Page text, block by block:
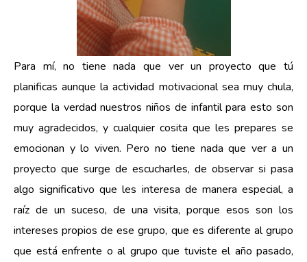
Para mí, no tiene nada que ver un proyecto que tú
planificas aunque la actividad motivacional sea muy chula,
porque la verdad nuestros niños de infantil para esto son
muy agradecidos, y cualquier cosita que les prepares se
emocionan y lo viven. Pero no tiene nada que ver a un
proyecto que surge de escucharles, de observar si pasa
algo significativo que les interesa de manera especial, a
raíz de un suceso, de una visita, porque esos son los
intereses propios de ese grupo, que es diferente al grupo
que está enfrente o al grupo que tuviste el año pasado,